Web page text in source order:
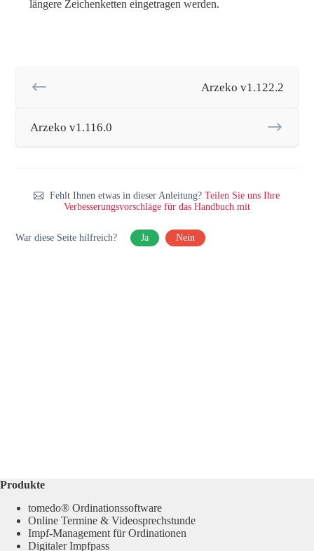
längere Zeichenketten eingetragen werden.
Arzeko v1.122.2
Arzeko v1.116.0
Fehlt Ihnen etwas in dieser Anleitung?Teilen Sie uns Ihre
Verbesserungsvorschläge für das Handbuch mit
War diese Seite hilfreich? Ja Nein
Produkte
tomedo® Ordinationssoftware
Online Termine & Videosprechstunde
Impf-Management für Ordinationen
Digitaler Impfpass